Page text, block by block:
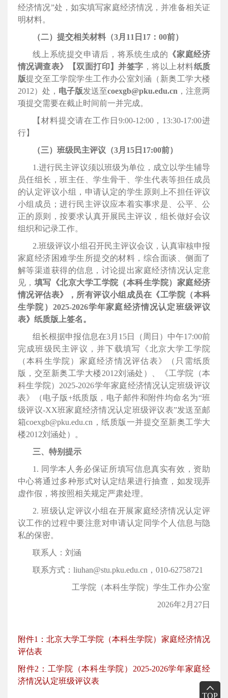
TOP
经济情况”处，如实填写家庭经济情况，并准备相关证
明材料。
（二）提交相关材料（3月 11 日 17 ：00前）
线上系统提交申请后，将系统生成的 《家庭经济
情况调查表》【双面打印】并签字 ，将以上材料纸质
版提交至工学院学生工作办公室刘涵（新奥工学大楼
2012）处， 电子版发送至coexgb@pku.edu.cn ，注意两
项提交需要在截止时间前一并完成。
【材料提交请在工作日 9:00-12:00， 13:30-17:00进
行】
（三）班级民主评议（3月 15 日 17:00前）
1.进行民主评议须以班级为单位，成立以学生辅导
员任组长，班主任、学生骨干、学生代表等担任成员
的认定评议小组，申请认定的学生原则上不担任评议
小组成员；进行民主评议应本着实事求是、公平、公
正的原则，按要求认真开展民主评议，组长做好会议
组织和记录工作。
2.班级评议小组召开民主评议会议，认真审核申报
家庭经济困难学生所提交的材料，综合面谈、侧面了
解等渠道获得的信息，讨论提出家庭经济情况认定意
见， 填写《北京大学工学院（本科生学院）家庭经济
情况评估表》，所有评议小组成员在《工学院（本科
生学院） 2025-2026学年家庭经济情况认定班级评议
表》纸质版上签名。
组长根据申报信息在3月 15日（周日）中午17:00前
完成班级民主评议，并下载填写《北京大学工学院
（本科生学院）家庭经济情况评估表》（只需纸质
版，交至新奥工学大楼2012刘涵处）、《工学院（本
科生学院） 2025-2026学年家庭经济情况认定班级评议
表》（电子版+纸质版，电子邮件和附件均命名为“班
级评议-XX班家庭经济情况认定班级评议表”发送至邮
箱coexgb@pku.edu.cn ，纸质版一并提交至新奥工学大
楼2012刘涵处）。
三、特别提示
1. 同学本人务必保证所填写信息真实有效，资助
中心将通过多种形式对认定结果进行抽查，如发现弄
虚作假，将按照相关规定严肃处理。
2. 班级认定评议小组在开展家庭经济情况认定评
议工作的过程中要注意对申请认定同学个人信息与隐
私的保密。
联系人：刘涵
联系方式：liuhan@stu.pku.edu.cn ，010-62758721
工学院（本科生学院）学生工作办公室
2026年2 月 27日
附件1：北京大学工学院（本科生学院）家庭经济情况
评估表
附件2：工学院（本科生学院）2025-2026学年家庭经
济情况认定班级评议表